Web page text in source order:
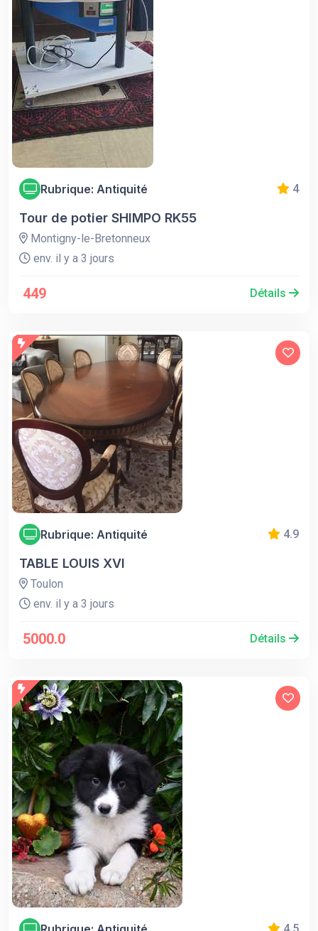
Rubrique: Antiquité 4
Tour de potier SHIMPO RK55
Montigny-le-Bretonneux
env. il y a 3 jours
449 Détails
Rubrique: Antiquité 4.9
TABLE LOUIS XVI
Toulon
env. il y a 3 jours
5000.0 Détails